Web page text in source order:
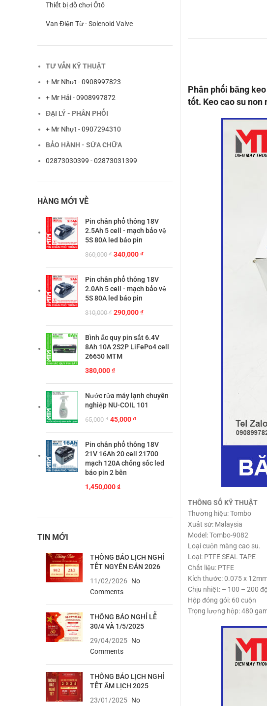
Phân phối băng
tốt. Keo cao su
THÔNG SỐ KỸ THUẬT
Thương hiệu: Tombo
Xuất sứ: Malaysia
Model: Tombo-9082
Loại cuộn màng cao su.
Loại: PTFE SEAL TAPE
Chất liệu: PTFE
Kích thước: 0.075 x
Chịu nhiệt: – 100 – 200
Hộp đóng gói: 60 cuộn
Trọng lượng hộp: 480
Thiết bị đồ chơi Ôtô
Van Điện Từ - Solenoid Valve
TƯ VẤN KỸ THUẬT
+ Mr Nhựt - 0908997823
+ Mr Hải - 0908997872
ĐẠI LÝ - PHÂN PHỐI
+ Mr Nhựt - 0907294310
BẢO HÀNH - SỬA CHỮA
02873030399 - 02873031399
HÀNG MỚI VỀ
Pin chân phổ thông 18V
2.5Ah 5 cell - mạch bảo vệ
5S 80A led báo pin
360,000₫ Giá
là:
360,000 ₫.
340,000₫Giá
tại
là:
Pin chân phổ thông 18V
2.0Ah 5 cell - mạch bảo vệ
5S 80A led báo pin
310,000₫ Giá
310,000 ₫.
290,000₫Giá
tại
là:
Bình ắc quy pin sắt 6.4V
8Ah 10A 2S2P LiFePo4 cell
26650 MTM
380,000₫
Nước rửa máy lạnh chuyên
nghiệp NU-COIL 101
65,000₫ Giá
65,000 ₫.
45,000₫Giá
tại
là:
45,000 ₫.
Pin chân phổ thông 18V
21V 16Ah 20 cell 21700
mạch 120A chống sốc led
báo pin 2 bên
1,450,000₫
TIN MỚI
THÔNG BÁO LỊCH NGHỈ
TẾT NGYÊN ĐÁN 2026
11/02/2026
No
Comments
THÔNG BÁO NGHỈ LỄ
30/4 VÀ 1/5/2025
29/04/2025 No
Comments
THÔNG BÁO LỊCH NGHỈ
TẾT ÂM LỊCH 2025
23/01/2025 No